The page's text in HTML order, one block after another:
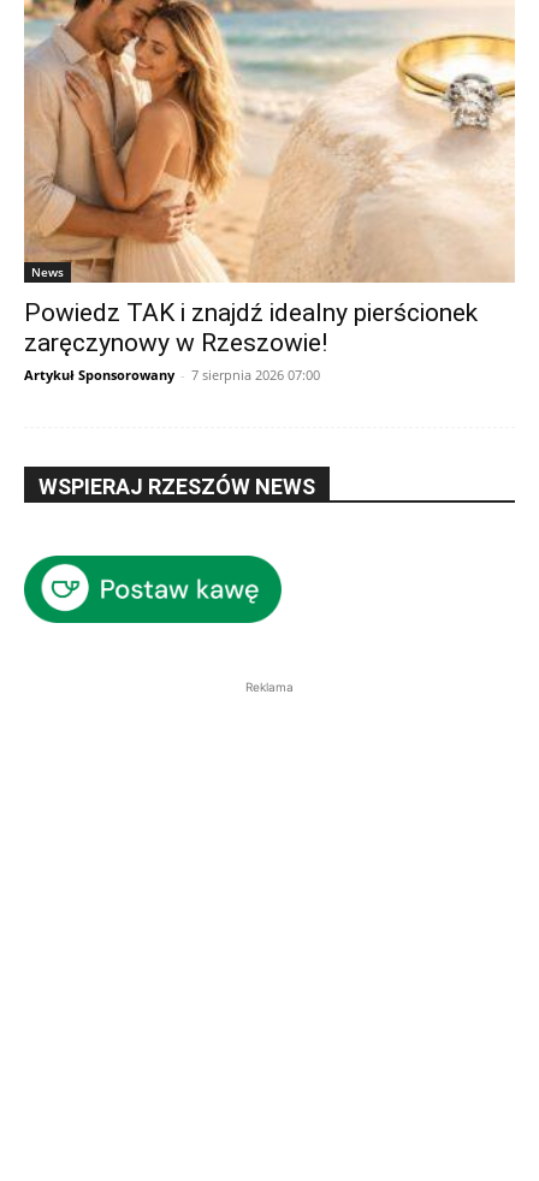
News
Powiedz TAK i znajdź idealny pierścionek
zaręczynowy w Rzeszowie!
Artykuł Sponsorowany - 7 sierpnia 2026 07:00
WSPIERAJ RZESZÓW NEWS
Reklama